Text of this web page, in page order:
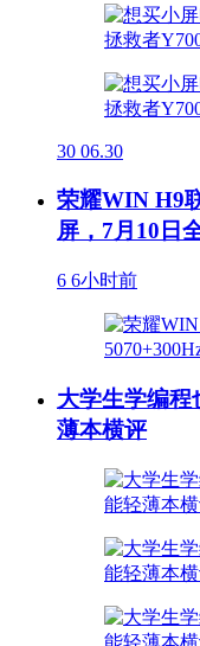
30 06.30
荣耀WIN H9
屏，7月10日
6 6小时前
大学生学编程
薄本横评